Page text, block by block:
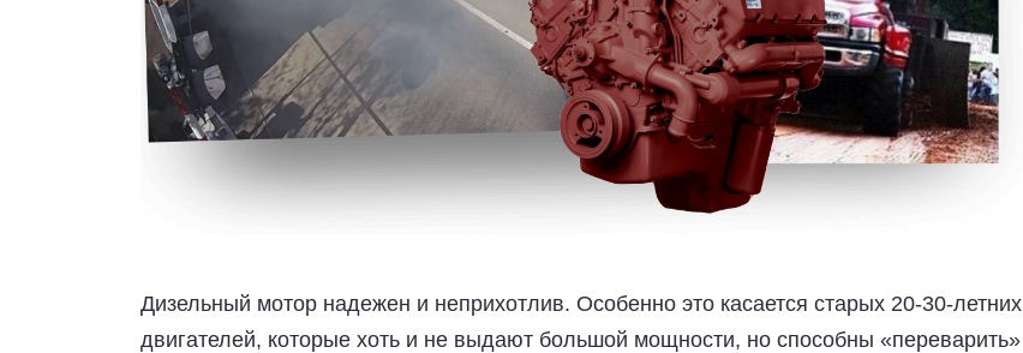
Дизельный мотор надежен и неприхотлив. Особенно это касается старых 20-30-летних
двигателей, которые хоть и не выдают большой мощности, но способны «переварить»